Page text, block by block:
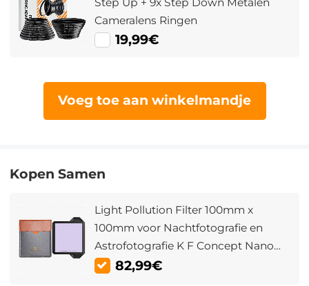
Cameralens Ringen
19,99€
Voeg toe aan winkelmandje
Kopen Samen
Light Pollution Filter 100mm x
100mm voor Nachtfotografie en
Astrofotografie K F Concept Nano
Xcel PRO
82,99€